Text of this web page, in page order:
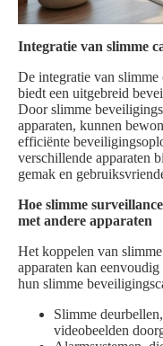
Integratie van slimme
De integratie van slimme
biedt een uitgebreid
Door slimme
apparaten, kunnen
efficiënte
verschillende apparaten
gemak en
Hoe slimme
met andere apparaten
Het koppelen van slimme
apparaten kan
hun slimme
Slimme
videobeelden